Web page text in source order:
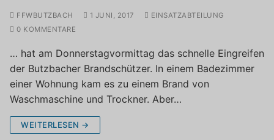
FFWBUTZBACH 1 JUNI, 2017
EINSATZABTEILUNG
0 KOMMENTARE
… hat am Donnerstagvormittag das schnelle Eingreifen
der Butzbacher Brandschützer. In einem Badezimmer
einer Wohnung kam es zu einem Brand von
Waschmaschine und Trockner. Aber…
WEITERLESEN →